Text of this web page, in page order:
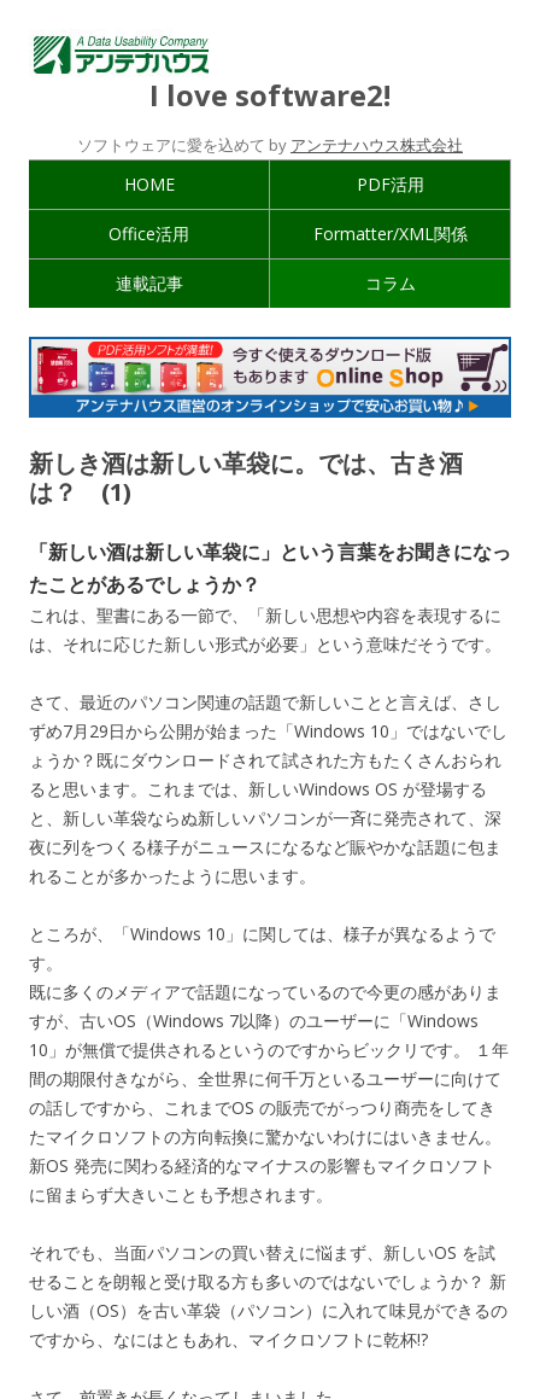
I love software2!
ソフトウェアに愛を込めて by アンテナハウス株式会社
HOME PDF活用
Office活用 Formatter/XML関係
連載記事 コラム
新しき酒は新しい革袋に。では、古き酒
は？ (1)
「新しい酒は新しい革袋に」という言葉をお聞きになっ
たことがあるでしょうか？
これは、聖書にある一節で、「新しい思想や内容を表現するに
は、それに応じた新しい形式が必要」という意味だそうです。
さて、最近のパソコン関連の話題で新しいことと言えば、さし
ずめ7月29日から公開が始まった「Windows 10」ではないでし
ょうか？既にダウンロードされて試された方もたくさんおられ
ると思います。これまでは、新しいWindows OS が登場する
と、新しい革袋ならぬ新しいパソコンが一斉に発売されて、深
夜に列をつくる様子がニュースになるなど賑やかな話題に包ま
れることが多かったように思います。
ところが、「Windows 10」に関しては、様子が異なるようで
す。
既に多くのメディアで話題になっているので今更の感がありま
すが、古いOS（Windows 7以降）のユーザーに「Windows
10」が無償で提供されるというのですからビックリです。 １年
間の期限付きながら、全世界に何千万といるユーザーに向けて
の話しですから、これまでOS の販売でがっつり商売をしてき
たマイクロソフトの方向転換に驚かないわけにはいきません。
新OS 発売に関わる経済的なマイナスの影響もマイクロソフト
に留まらず大きいことも予想されます。
それでも、当面パソコンの買い替えに悩まず、新しいOS を試
せることを朗報と受け取る方も多いのではないでしょうか？ 新
しい酒（OS）を古い革袋（パソコン）に入れて味見ができるの
ですから、なにはともあれ、マイクロソフトに乾杯!?